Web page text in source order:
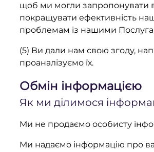
щоб ми могли запропонувати
покращувати ефективність
проблемам із нашими
(5) Ви дали нам свою згоду,
проаналізуємо їх.
Обмін інформацією
Як ми ділимося
Ми не продаємо особисту
Ми надаємо інформацію про